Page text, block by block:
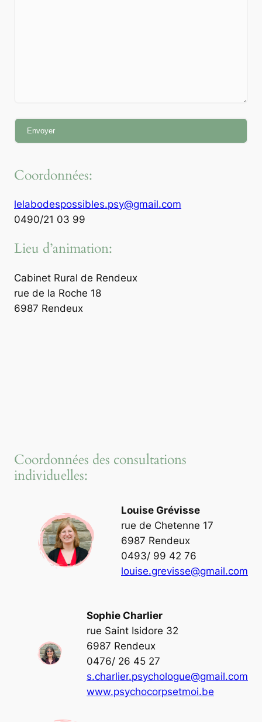
Coordonnées:
lelabodespossibles.psy@gmail.com
0490/21 03 99
Lieu d’animation:
Cabinet Rural de Rendeux
rue de la Roche 18
6987 Rendeux
Coordonnées des consultations
individuelles:
Louise Grévisse
rue de Chetenne 17
6987 Rendeux
0493/ 99 42 76
louise.grevisse@gmail.com
Sophie Charlier
rue Saint Isidore 32
6987 Rendeux
0476/ 26 45 27
s.charlier.psychologue@gmail.com
www.psychocorpsetmoi.be